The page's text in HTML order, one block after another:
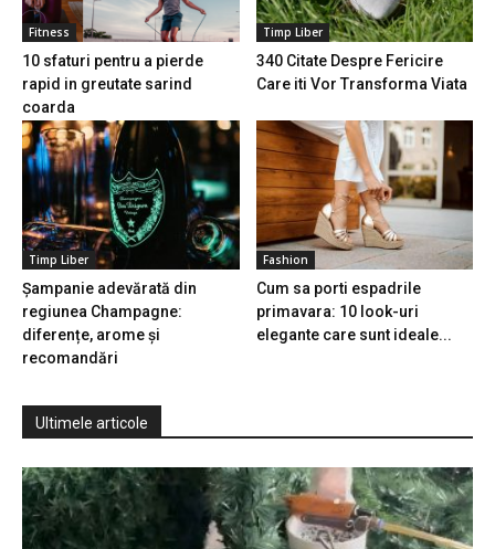
Fitness
10 sfaturi pentru a pierde
rapid in greutate sarind
coarda
Timp Liber
340 Citate Despre Fericire
Care iti Vor Transforma Viata
Timp Liber
Șampanie adevărată din
regiunea Champagne:
diferențe, arome și
recomandări
Fashion
Cum sa porti espadrile
primavara: 10 look-uri
elegante care sunt ideale...
Ultimele articole